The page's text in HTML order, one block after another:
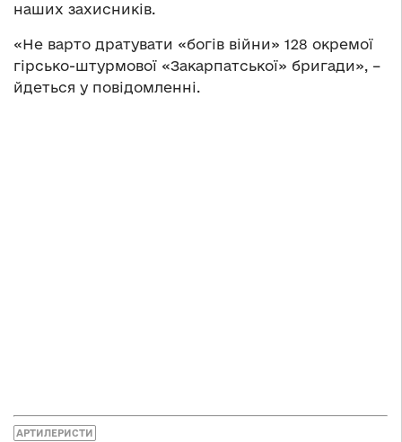
наших захисників.
«Не варто дратувати «богів війни» 128 окремої
гірсько-штурмової «Закарпатської» бригади», –
йдеться у повідомленні.
АРТИЛЕРИСТИ